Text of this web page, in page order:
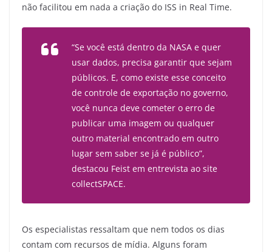
não facilitou em nada a criação do ISS in Real Time.
“Se você está dentro da NASA e quer
usar dados, precisa garantir que sejam
públicos. E, como existe esse conceito
de controle de exportação no governo,
você nunca deve cometer o erro de
publicar uma imagem ou qualquer
outro material encontrado em outro
lugar sem saber se já é público”,
destacou Feist em entrevista ao site
collectSPACE.
Os especialistas ressaltam que nem todos os dias
contam com recursos de mídia. Alguns foram